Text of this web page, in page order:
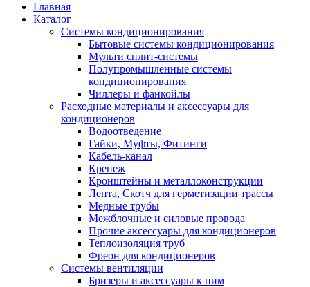
Главная
Каталог
Системы кондиционирования
Бытовые системы кондиционирования
Мульти сплит-системы
Полупромышленные системы
кондиционирования
Чиллеры и фанкойлы
Расходные материалы и аксессуары для
кондиционеров
Водоотведение
Гайки, Муфты, Фитинги
Кабель-канал
Крепеж
Кронштейны и металлоконструкции
Лента, Скотч для герметизации трассы
Медные трубы
Межблочные и силовые провода
Прочие аксессуары для кондиционеров
Теплоизоляция труб
Фреон для кондиционеров
Системы вентиляции
Бризеры и аксессуары к ним